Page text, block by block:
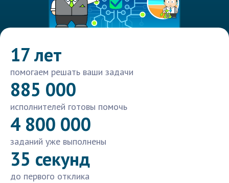
17 лет
помогаем решать ваши задачи
885 000
исполнителей готовы помочь
4 800 000
заданий уже выполнены
35 секунд
до первого отклика